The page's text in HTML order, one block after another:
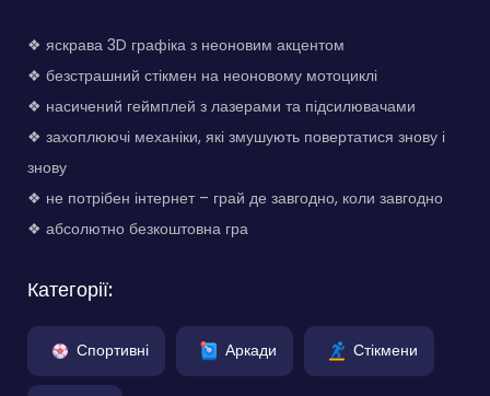
❖ яскрава 3D графіка з неоновим акцентом
❖ безстрашний стікмен на неоновому мотоциклі
❖ насичений геймплей з лазерами та підсилювачами
❖ захоплюючі механіки, які змушують повертатися знову і
знову
❖ не потрібен інтернет – грай де завгодно, коли завгодно
❖ абсолютно безкоштовна гра
Категорії:
Спортивні Аркади Стікмени